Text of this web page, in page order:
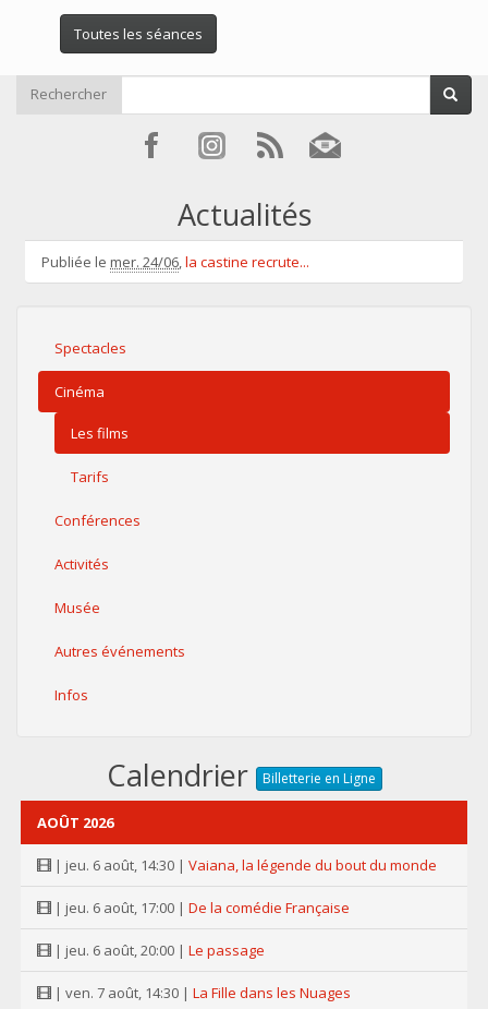
Toutes les séances
Rechercher
Actualités
Publiée le mer. 24/06,la castine recrute...
Spectacles
Cinéma
Les films
Tarifs
Conférences
Activités
Musée
Autres événements
Infos
Calendrier Billetterie en Ligne
AOÛT 2026
| jeu. 6 août, 14:30 | Vaiana, la légende du bout du monde
| jeu. 6 août, 17:00 | De la comédie Française
| jeu. 6 août, 20:00 | Le passage
| ven. 7 août, 14:30 | La Fille dans les Nuages